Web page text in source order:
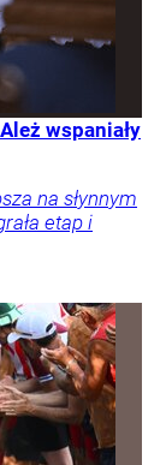
wspaniały
na słynnym
etap i